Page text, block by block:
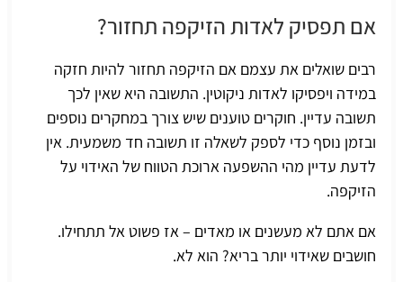
אם תפסיק לאדות הזיקפה תחזור?
רבים שואלים את עצמם אם הזיקפה תחזור להיות חזקה
במידה ויפסיקו לאדות ניקוטין. התשובה היא שאין לכך
תשובה עדיין. חוקרים טוענים שיש צורך במחקרים נוספים
ובזמן נוסף כדי לספק לשאלה זו תשובה חד משמעית. אין
לדעת עדיין מהי ההשפעה ארוכת הטווח של האידוי על
הזיקפה.
אם אתם לא מעשנים או מאדים – אז פשוט אל תתחילו.
חושבים שאידוי יותר בריא? הוא לא.